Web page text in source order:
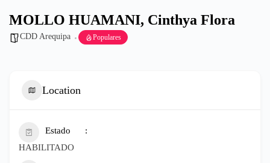
MOLLO HUAMANI, Cinthya Flora
CDD Arequipa Populares
Location
Estado
HABILITADO